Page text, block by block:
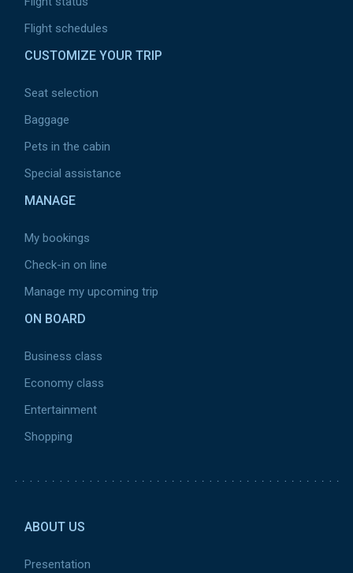
Flight schedules
CUSTOMIZE YOUR TRIP
Seat selection
Baggage
Pets in the cabin
Special assistance
MANAGE
My bookings
Check-in on line
Manage my upcoming trip
ON BOARD
Business class
Economy class
Entertainment
Shopping
ABOUT US
Presentation